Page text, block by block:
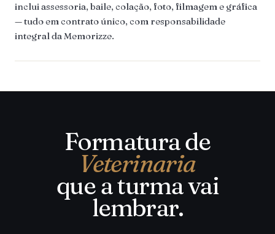
inclui assessoria, baile, colação, foto, filmagem e gráfica
— tudo em contrato único, com responsabilidade
integral da Memorizze.
Formatura de
Veterinaria
que a turma vai
lembrar.